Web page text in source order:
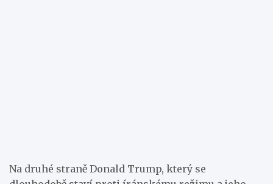
Na druhé straně Donald Trump, který se